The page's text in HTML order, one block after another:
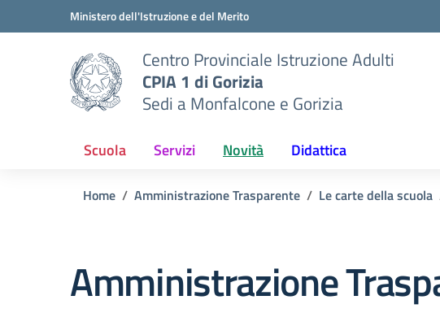
Vai ai contenuti
Vai al menu di navigazioneMinistero dell'Istruzione e del Merito
Centro Provinciale Istruzione Adulti
CPIA 1 di Gorizia
Sedi a Monfalcone e Gorizia
Scuola Servizi Novità Didattica
Home Amministrazione Trasparente Le carte della scuola
Amministrazione